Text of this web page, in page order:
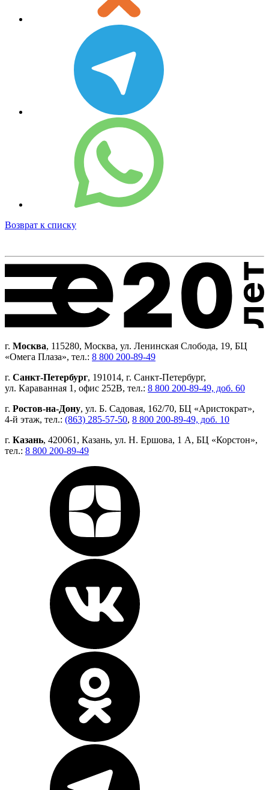
Возврат к списку
г. Москва, 115280, Москва, ул. Ленинская Слобода, 19, БЦ
«Омега Плаза», тел.: 8 800 200-89-49
г. Санкт-Петербург, 191014, г. Санкт-Петербург,
ул. Караванная 1, офис 252В, тел.: 8 800 200-89-49, доб. 60
г. Ростов-на-Дону, ул. Б. Садовая, 162/70, БЦ «Аристократ»,
4-й этаж, тел.: (863) 285-57-50, 8 800 200-89-49, доб. 10
г. Казань, 420061, Казань, ул. Н. Ершова, 1 А, БЦ «Корстон»,
тел.: 8 800 200-89-49